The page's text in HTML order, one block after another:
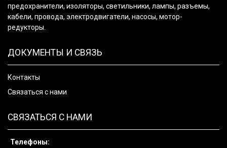
предохранители, изоляторы, светильники, лампы, разъемы,
кабели, провода, электродвигатели, насосы, мотор-
редукторы.
ДОКУМЕНТЫ И СВЯЗЬ
Контакты
Связаться с нами
СВЯЗАТЬСЯ С НАМИ
Телефоны: